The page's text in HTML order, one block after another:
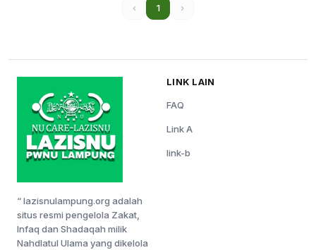
‹ 1 ›
“ lazisnulampung.org adalah
situs resmi pengelola Zakat,
Infaq dan Shadaqah milik
Nahdlatul Ulama yang dikelola
LINK LAIN
FAQ
Link A
link-b